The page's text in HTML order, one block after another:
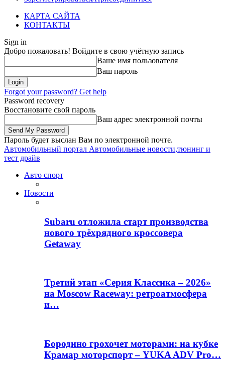
КАРТА САЙТА
КОНТАКТЫ
Sign in
Добро пожаловать! Войдите в свою учётную запись
Ваше имя пользователя
Ваш пароль
Forgot your password? Get help
Password recovery
Восстановите свой пароль
Ваш адрес электронной почты
Пароль будет выслан Вам по электронной почте.
Автомобильный портал Автомобильные новости,тюнинг и
тест драйв
Авто спорт
Новости
Subaru отложила старт производства
нового трёхрядного кроссовера
Getaway
Третий этап «Серия Классика – 2026»
на Moscow Raceway: ретроатмосфера
и…
Бородино грохочет моторами: на кубке
Крамар моторспорт – YUKA ADV Pro…